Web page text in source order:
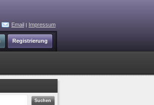
Email | Impressum